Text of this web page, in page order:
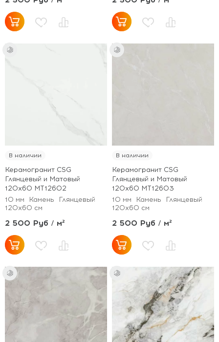
В наличии
Керамогранит CSG
Глянцевый и Матовый
120x60 MT12602
10 мм
Камень
Глянцевый
120x60 см
2 500 Руб / м²
В наличии
Керамогранит CSG
Глянцевый и Матовый
120x60 MT12603
10 мм
Камень
Глянцевый
120x60 см
2 500 Руб / м²